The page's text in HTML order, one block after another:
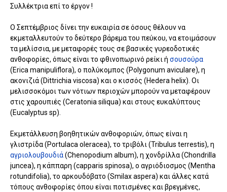
Συλλέκτρια επί το έργον !
Ο Σεπτέμβριος δίνει την ευκαιρία σε όσους θέλουν να
εκμεταλλευτούν το δεύτερο βάρεμα του πεύκου, να ετοιμάσουν
τα μελίσσια, με μεταφορές τους σε βασικές γυρεοδοτικές
ανθοφορίες, όπως είναι το φθινοπωρινό ρείκι ή σουσούρα
(Erica manipuliflora), ο πολύκομπος (Polygonum aviculare), η
ακονιζιά (Dittrichia viscosa) και ο κισσός (Hedera helix). Οι
μελισσοκόμοι των νότιων περιοχών μπορούν να μεταφέρουν
στις χαρουπιές (Ceratonia siliqua) και στους ευκαλύπτους
(Eucalyptus sp).
Εκμετάλλευση βοηθητικών ανθοφοριών, όπως είναι η
γλιστρίδα (Portulaca oleracea), το τριβόλι (Tribulus terrestis), η
αγριολουβουδιά(Chenopodium album), η χονδρίλλα (Chondrilla
juncea), η κάππαρη (capparis spinosa), ο αγριόδιοσμος (Mentha
rotundifolia), το αρκουδόβατο (Smilax aspera) και άλλες κατά
τόπους ανθοφορίες όπου είναι ποτισμένες και βρεγμένες,